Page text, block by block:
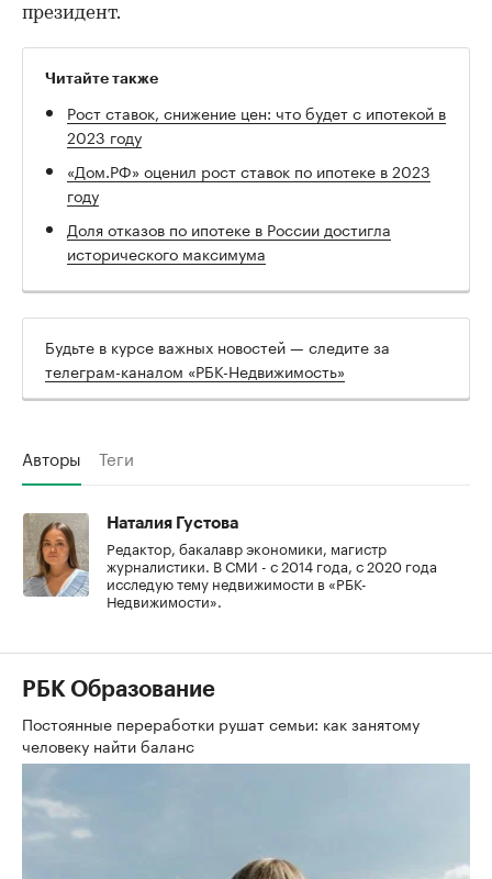
президент.
Читайте также
Рост ставок, снижение цен: что будет с ипотекой в
2023 году
«Дом.РФ» оценил рост ставок по ипотеке в 2023
году
Доля отказов по ипотеке в России достигла
исторического максимума
Будьте в курсе важных новостей — следите за
телеграм-каналом «РБК-Недвижимость»
Авторы Теги
Наталия Густова
Редактор, бакалавр экономики, магистр
журналистики. В СМИ - с 2014 года, с 2020 года
исследую тему недвижимости в «РБК-
Недвижимости».
РБК Образование
Постоянные переработки рушат семьи: как занятому
человеку найти баланс